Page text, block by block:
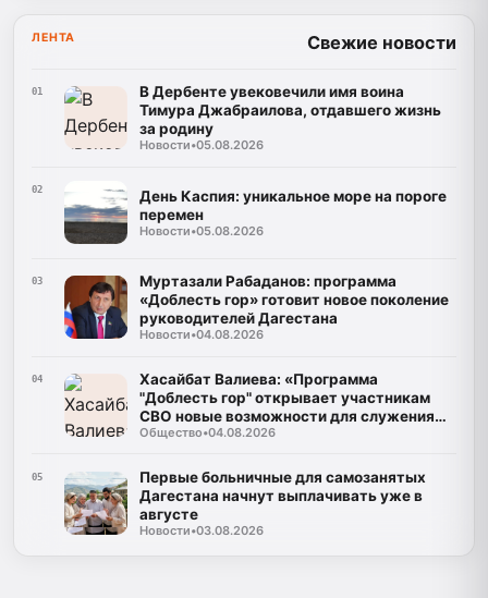
ЛЕНТА Свежие новости
01
В Дербенте увековечили имя воина
Тимура Джабраилова, отдавшего жизнь
за родину
Новости•05.08.2026
02
День Каспия: уникальное море на пороге
перемен
Новости•05.08.2026
03
Муртазали Рабаданов: программа
«Доблесть гор» готовит новое поколение
руководителей Дагестана
Новости•04.08.2026
04
Хасайбат Валиева: «Программа
"Доблесть гор" открывает участникам
СВО новые возможности для служения
Дагестану»
Общество•04.08.2026
05
Первые больничные для самозанятых
Дагестана начнут выплачивать уже в
августе
Новости•03.08.2026